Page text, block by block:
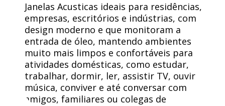
Janelas Acusticas ideais para residências,
empresas, escritórios e indústrias, com
design moderno e que monitoram a
entrada de óleo, mantendo ambientes
muito mais limpos e confortáveis ​​para
atividades domésticas, como estudar,
trabalhar, dormir, ler, assistir TV, ouvir
música, conviver e até conversar com
amigos, familiares ou colegas de